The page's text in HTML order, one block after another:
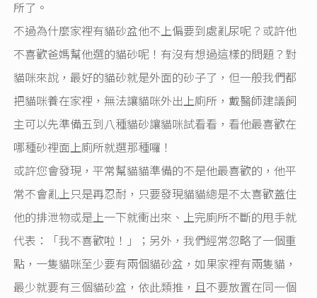
所了。
不過為什麼家裡有貓砂盆他不上偏要到處亂尿呢？或許他
不喜歡爸媽幫他選的貓砂呢！有沒有想過這樣的問題？對
貓咪來說，最好的貓砂就是外面的砂子了，但一般我們都
把貓咪養在家裡，無法讓貓咪外出上廁所，戴醫師建議飼
主可以先準備五到八種貓砂讓貓咪試看看，看他最喜歡在
哪種砂裡面上廁所就選那種囉！
或許您會發現，平常幫貓貓準備的不是他最喜歡的，他平
常不會亂上只是再忍耐，只要發現貓貓總是不太喜歡蓋住
他的排泄物或是上一下就衝出來、上完廁所不斷的甩手就
代表：「我不喜歡啦！」；另外，我們經常忽略了一個重
點，一隻貓咪至少要有兩個貓砂盆，如果家裡有兩隻貓，
最少就要有三個貓砂盆，依此類推，且不要放置在同一個